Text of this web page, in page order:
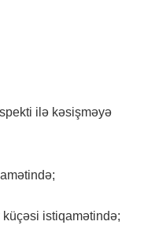
ilə kəsişməyə
istiqamətində;